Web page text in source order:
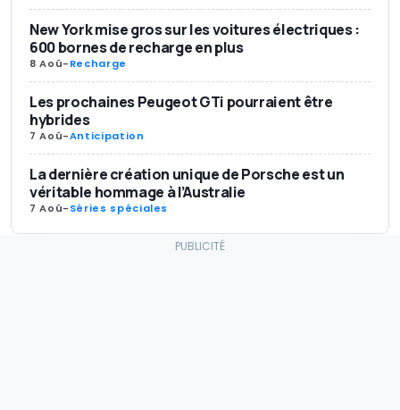
New York mise gros sur les voitures électriques :
600 bornes de recharge en plus
8 Aoû-Recharge
Les prochaines Peugeot GTi pourraient être
hybrides
7 Aoû-Anticipation
La dernière création unique de Porsche est un
véritable hommage à l’Australie
7 Aoû-Séries spéciales